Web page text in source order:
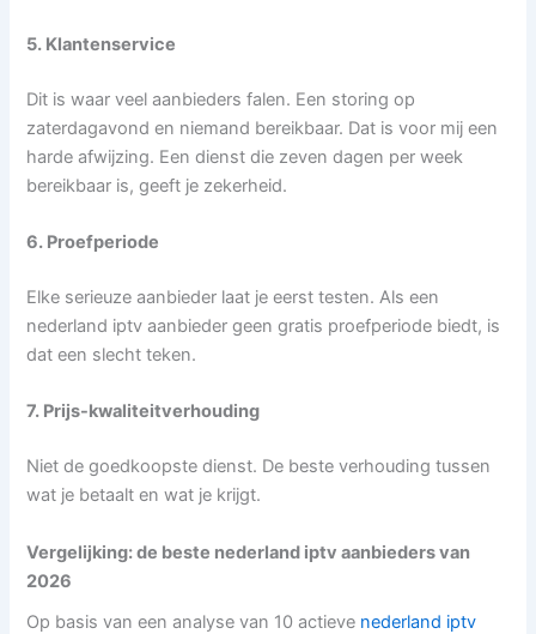
5. Klantenservice
Dit is waar veel aanbieders falen. Een storing op
zaterdagavond en niemand bereikbaar. Dat is voor mij een
harde afwijzing. Een dienst die zeven dagen per week
bereikbaar is, geeft je zekerheid.
6. Proefperiode
Elke serieuze aanbieder laat je eerst testen. Als een
nederland iptv aanbieder geen gratis proefperiode biedt, is
dat een slecht teken.
7. Prijs-kwaliteitverhouding
Niet de goedkoopste dienst. De beste verhouding tussen
wat je betaalt en wat je krijgt.
Vergelijking: de beste nederland iptv aanbieders van
2026
Op basis van een analyse van 10 actieve nederland iptv